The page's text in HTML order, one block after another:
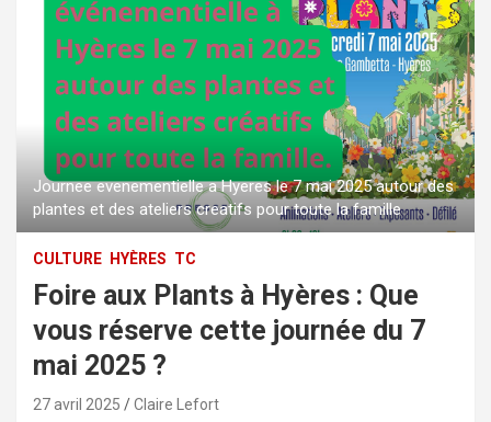
Journee evenementielle a Hyeres le 7 mai 2025 autour des
plantes et des ateliers creatifs pour toute la famille
CULTURE HYÈRES TC
Foire aux Plants à Hyères : Que
vous réserve cette journée du 7
mai 2025 ?
27 avril 2025 Claire Lefort